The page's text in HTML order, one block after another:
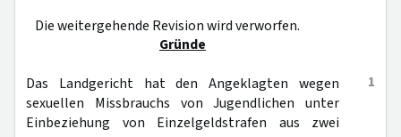
Die weitergehende Revision wird verworfen.
Gründe
1
Das Landgericht hat den Angeklagten wegen
sexuellen Missbrauchs von Jugendlichen unter
Einbeziehung von Einzelgeldstrafen aus zwei